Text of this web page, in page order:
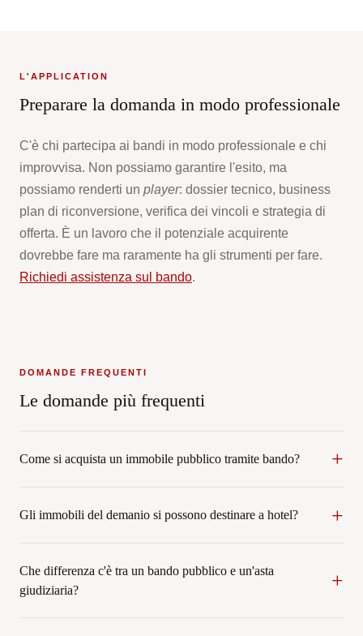
L'APPLICATION
Preparare la domanda in modo professionale
C'è chi partecipa ai bandi in modo professionale e chi
improvvisa. Non possiamo garantire l'esito, ma
possiamo renderti un player: dossier tecnico, business
plan di riconversione, verifica dei vincoli e strategia di
offerta. È un lavoro che il potenziale acquirente
dovrebbe fare ma raramente ha gli strumenti per fare.
Richiedi assistenza sul bando.
DOMANDE FREQUENTI
Le domande più frequenti
Come si acquista un immobile pubblico tramite bando?
Gli immobili del demanio si possono destinare a hotel?
Che differenza c'è tra un bando pubblico e un'asta
giudiziaria?